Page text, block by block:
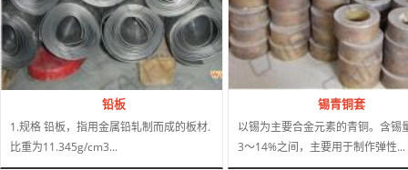
铅板
1.规格 铅板，指用金属铅轧制而成的板材.
比重为11.345g/cm3...
锡青铜套
以锡为主要合金元素的青铜。含锡
3～14%之间，主要用于制作弹性...